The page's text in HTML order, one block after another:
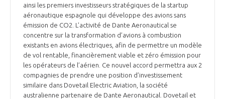
ainsi les premiers investisseurs stratégiques de la startup
aéronautique espagnole qui développe des avions sans
émission de CO2. L’activité de Dante Aeronautical se
concentre sur la transformation d’avions à combustion
existants en avions électriques, afin de permettre un modèle
de vol rentable, financièrement viable et zéro émission pour
les opérateurs de l’aérien. Ce nouvel accord permettra aux 2
compagnies de prendre une position d’investissement
similaire dans Dovetail Electric Aviation, la société
australienne partenaire de Dante Aeronautical. Dovetail et